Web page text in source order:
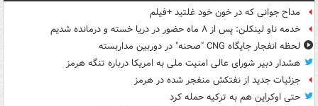
مداح جوانی که در خون خود غلتید +فیلم
خدمه ناو لینکلن: پس از ۸ ماه حضور در دریا خسته و درمانده‌ شدیم
لحظه انفجار جایگاه CNG "صحنه" در دوربین مداربسته
هشدار دبیر شورای عالی امنیت ملی به امریکا درباره تنگه هرمز
جزئیات جدید از نفتکش منفجر شده در هرمز
حتی اوکراین هم به ترکیه حمله کرد